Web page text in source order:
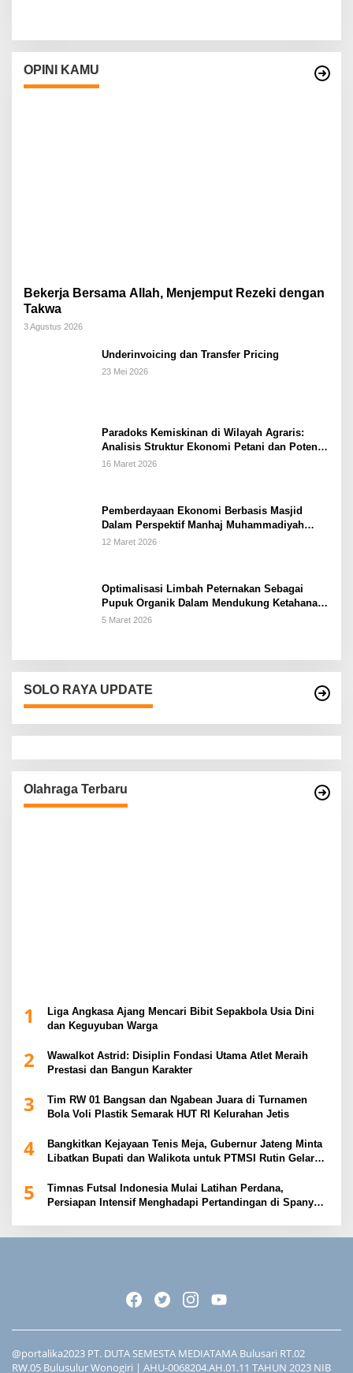
OPINI KAMU
Bekerja Bersama Allah, Menjemput Rezeki dengan
Takwa
3 Agustus 2026
Underinvoicing dan Transfer Pricing
23 Mei 2026
Paradoks Kemiskinan di Wilayah Agraris:
Analisis Struktur Ekonomi Petani dan Potensi
Pemberdayaan Berbasis Masjid di Kabupaten
16 Maret 2026
Pemberdayaan Ekonomi Berbasis Masjid
Dalam Perspektif Manhaj Muhammadiyah
Untuk Penguatan Keluarga Sakinah di
12 Maret 2026
Optimalisasi Limbah Peternakan Sebagai
Pupuk Organik Dalam Mendukung Ketahanan
Pangan Rumah Tangga Petani di Kabupaten
5 Maret 2026
SOLO RAYA UPDATE
Olahraga Terbaru
1
Liga Angkasa Ajang Mencari Bibit Sepakbola Usia Dini
dan Keguyuban Warga
2
Wawalkot Astrid: Disiplin Fondasi Utama Atlet Meraih
Prestasi dan Bangun Karakter
3
Tim RW 01 Bangsan dan Ngabean Juara di Turnamen
Bola Voli Plastik Semarak HUT RI Kelurahan Jetis
4
Bangkitkan Kejayaan Tenis Meja, Gubernur Jateng Minta
Libatkan Bupati dan Walikota untuk PTMSI Rutin Gelar
5
Timnas Futsal Indonesia Mulai Latihan Perdana,
Persiapan Intensif Menghadapi Pertandingan di Spanyol
@portalika2023 PT. DUTA SEMESTA MEDIATAMA Bulusari RT.02
RW.05 Bulusulur Wonogiri | AHU-0068204.AH.01.11 TAHUN 2023 NIB